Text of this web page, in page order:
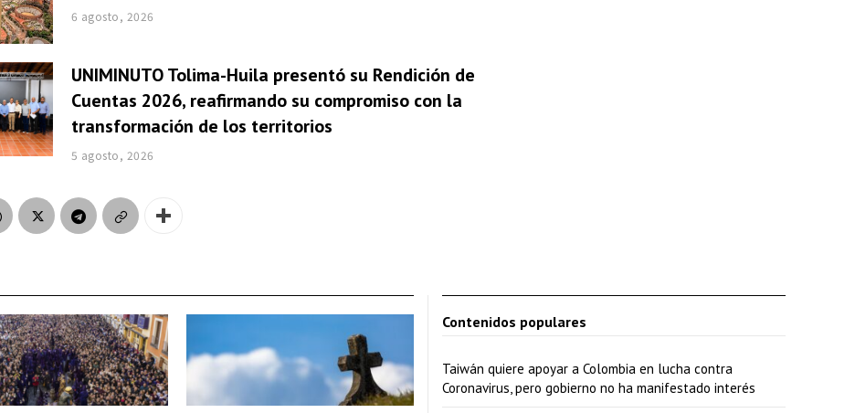
6 agosto, 2026
UNIMINUTO Tolima-Huila presentó su Rendición de
Cuentas 2026, reafirmando su compromiso con la
transformación de los territorios
5 agosto, 2026
Contenidos populares
Taiwán quiere apoyar a Colombia en lucha contra
Coronavirus, pero gobierno no ha manifestado interés